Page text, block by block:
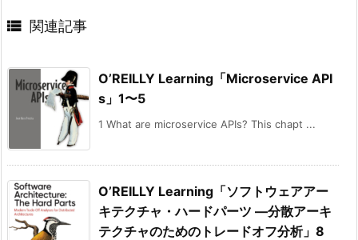
 関連記事
O’REILLY Learning「Microservice API
s」1〜5
1 What are microservice APIs? This chapt ...
O’REILLY Learning「ソフトウェアアー
キテクチャ・ハードパーツ ―分散アーキ
テクチャのためのトレードオフ分析」8